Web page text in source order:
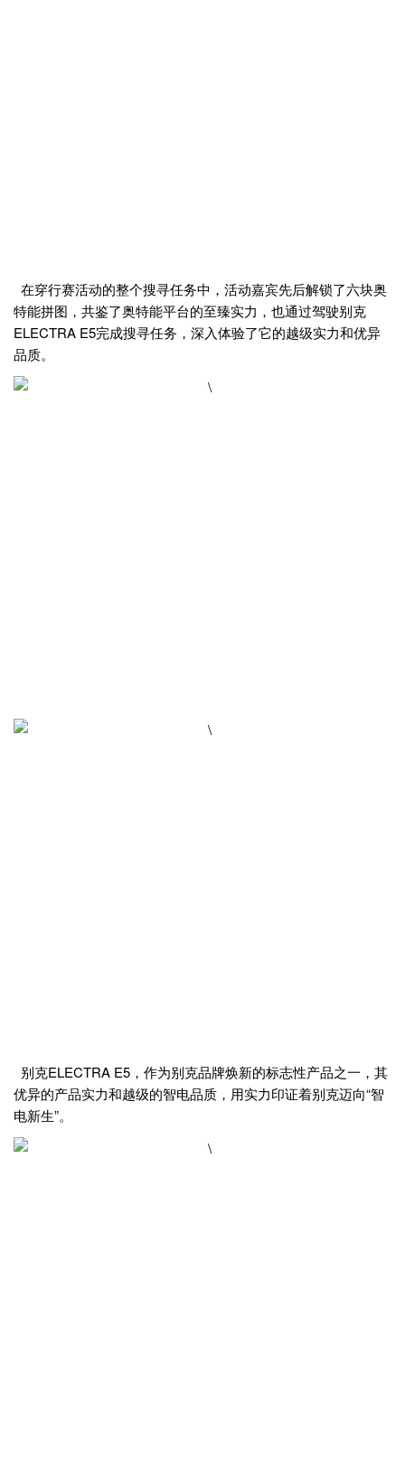
在穿行赛活动的整个搜寻任务中，活动嘉宾先后解锁了六块奥
特能拼图，共鉴了奥特能平台的至臻实力，也通过驾驶别克
ELECTRA E5完成搜寻任务，深入体验了它的越级实力和优异
品质。
别克ELECTRA E5，作为别克品牌焕新的标志性产品之一，其
优异的产品实力和越级的智电品质，用实力印证着别克迈向“智
电新生”。